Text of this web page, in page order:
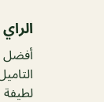
أفضل
لطيفة